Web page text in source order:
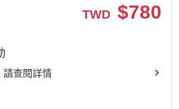
TWD $780
請查閱詳情